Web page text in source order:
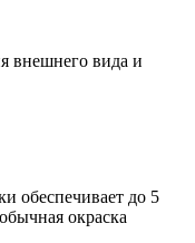
внешнего вида и
обеспечивает до 5
окраска